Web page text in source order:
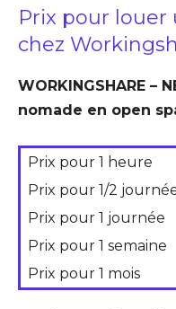
Prix pour
chez
WORKINGSHARE –
nomade en open
Prix pour 1 heure
Prix pour 1/2
Prix pour 1 journée
Prix pour 1 semaine
Prix pour 1 mois